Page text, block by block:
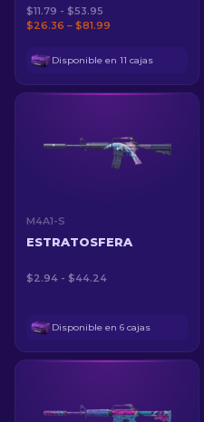
$11.79 - $53.95
$26.36 – $81.99
Disponible en 11 cajas
M4A1-S
ESTRATOSFERA
$2.94 - $44.24
Disponible en 6 cajas